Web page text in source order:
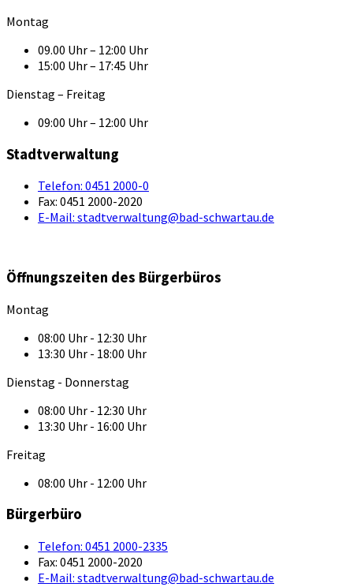
Montag
09.00 Uhr – 12:00 Uhr
15:00 Uhr – 17:45 Uhr
Dienstag – Freitag
09:00 Uhr – 12:00 Uhr
Stadtverwaltung
Telefon: 0451 2000-0
Fax: 0451 2000-2020
E-Mail: stadtverwaltung@bad-schwartau.de
Öffnungszeiten des Bürgerbüros
Montag
08:00 Uhr - 12:30 Uhr
13:30 Uhr - 18:00 Uhr
Dienstag - Donnerstag
08:00 Uhr - 12:30 Uhr
13:30 Uhr - 16:00 Uhr
Freitag
08:00 Uhr - 12:00 Uhr
Bürgerbüro
Telefon: 0451 2000-2335
Fax: 0451 2000-2020
E-Mail: stadtverwaltung@bad-schwartau.de